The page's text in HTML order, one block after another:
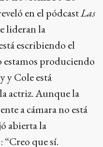
en el pódcastLas
lideran la
escribiendo el
estamos produciendo
y Cole está
actriz. Aunque la
a cámara no está
abierta la
que sí.